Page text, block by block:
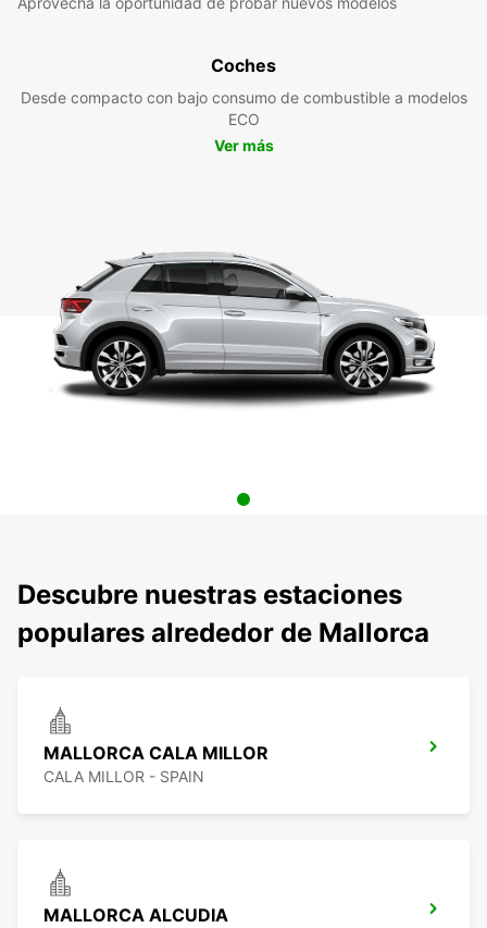
Coches
Desde compacto con bajo consumo de combustible a modelos
ECO
Ver más
Descubre nuestras estaciones
populares alrededor de Mallorca
MALLORCA CALA MILLOR
CALA MILLOR - SPAIN
MALLORCA ALCUDIA